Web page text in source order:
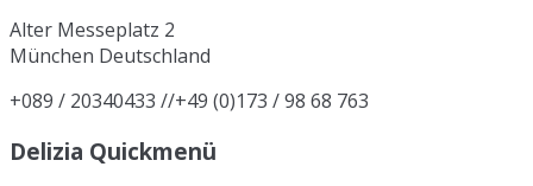
Alter Messeplatz 2
München Deutschland
+089 / 20340433 //+49 (0)173 / 98 68 763
Delizia Quickmenü